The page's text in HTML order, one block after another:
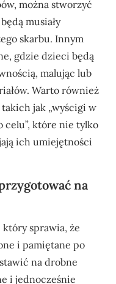
można stworzyć
musiały
skarbu. Innym
gdzie dzieci będą
malując lub
Warto również
jak „wyścigi w
celu”, które nie tylko
ich umiejętności
na
sprawia, że
i pamiętane po
na drobne
i jednocześnie